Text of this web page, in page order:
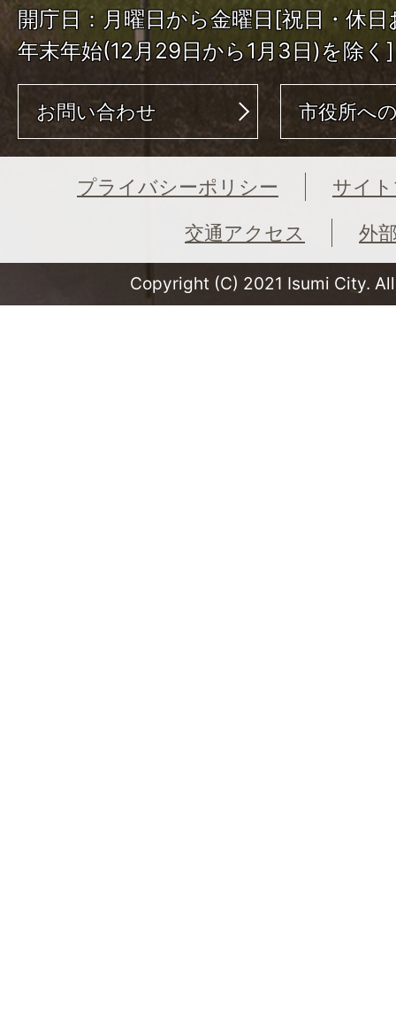
開庁日：月曜日から金曜日[祝日・休日
年末年始(12月29日から1月3日)を除く]
お問い合わせ 市役所へ
プライバシーポリシー
サイ
交通アクセス
外
Copyright (C) 2021 Isumi City.